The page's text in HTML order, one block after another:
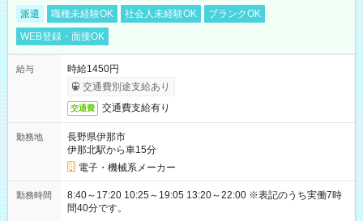
派遣 職種未経験OK 社会人未経験OK
ブランクOK
WEB登録・面接OK
給与
時給1450円
交通費別途支給あり
交通費 交通費支給有り
勤務地
長野県伊那市
伊那北駅から車15分
電子・機械系メーカー
勤務時間
8:40～17:20 10:25～19:05 13:20～22:00 ※表記のうち実働7時
間40分です。